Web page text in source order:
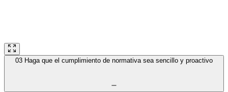
03 Haga que el cumplimiento de normativa sea sencillo y proactivo